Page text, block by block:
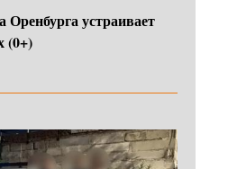
Оренбурга устраивает
(0+)